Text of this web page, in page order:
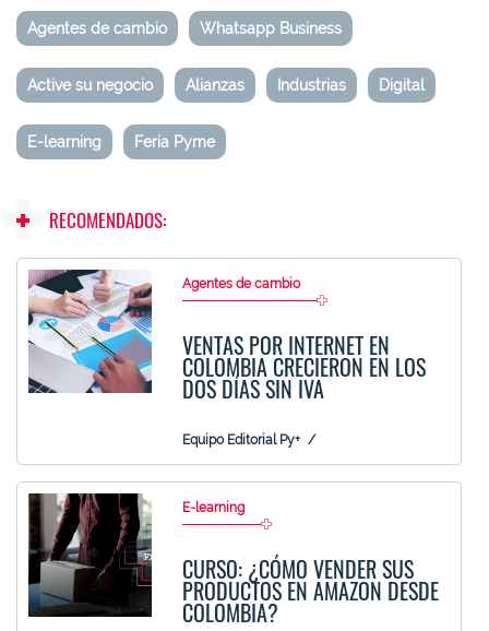
Agentes de cambio Whatsapp Business
Active su negocio Alianzas Industrias Digital
E-learning Feria Pyme
RECOMENDADOS:
Agentes de cambio
VENTAS POR INTERNET EN
COLOMBIA CRECIERON EN LOS
DOS DÍAS SIN IVA
Equipo Editorial Py+
E-learning
CURSO: ¿CÓMO VENDER SUS
PRODUCTOS EN AMAZON DESDE
COLOMBIA?